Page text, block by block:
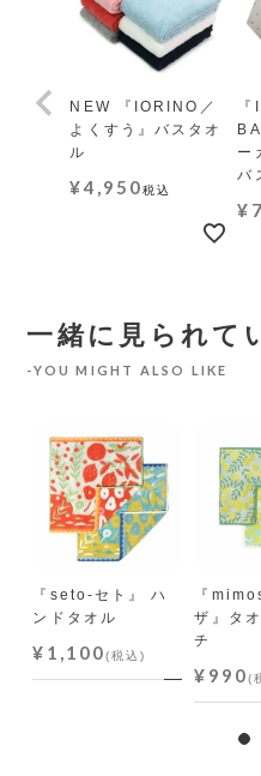
NEW 『IORINO／
よくすう』バスタオ
ル
¥4,950税込
『
ー
バ
¥
一緒に見られて
YOU MIGHT ALSO LIKE
『seto-セト』 ハ
ンドタオル
¥1,100(税込)
『
ザ』タ
チ
¥990(